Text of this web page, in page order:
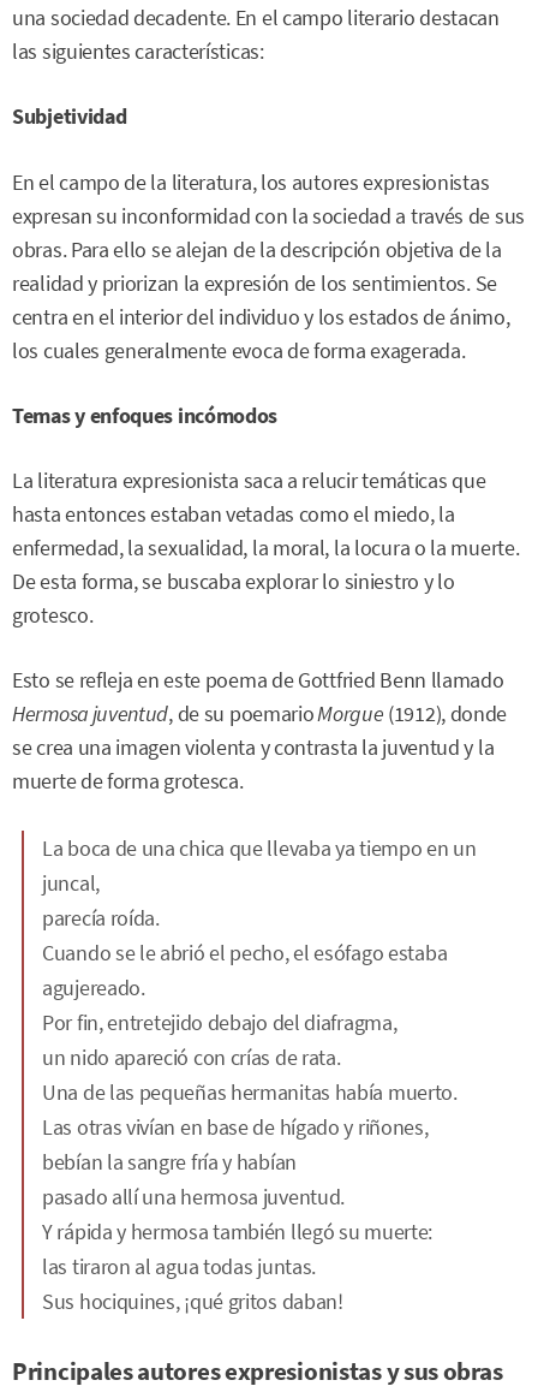
una sociedad decadente. En el campo literario destacan
las siguientes características:
Subjetividad
En el campo de la literatura, los autores expresionistas
expresan su inconformidad con la sociedad a través de sus
obras. Para ello se alejan de la descripción objetiva de la
realidad y priorizan la expresión de los sentimientos. Se
centra en el interior del individuo y los estados de ánimo,
los cuales generalmente evoca de forma exagerada.
Temas y enfoques incómodos
La literatura expresionista saca a relucir temáticas que
hasta entonces estaban vetadas como el miedo, la
enfermedad, la sexualidad, la moral, la locura o la muerte.
De esta forma, se buscaba explorar lo siniestro y lo
grotesco.
Esto se refleja en este poema de Gottfried Benn llamado
Hermosa juventud, de su poemarioMorgue (1912), donde
se crea una imagen violenta y contrasta la juventud y la
muerte de forma grotesca.
La boca de una chica que llevaba ya tiempo en un
juncal,
parecía roída.
Cuando se le abrió el pecho, el esófago estaba
agujereado.
Por fin, entretejido debajo del diafragma,
un nido apareció con crías de rata.
Una de las pequeñas hermanitas había muerto.
Las otras vivían en base de hígado y riñones,
bebían la sangre fría y habían
pasado allí una hermosa juventud.
Y rápida y hermosa también llegó su muerte:
las tiraron al agua todas juntas.
Sus hociquines, ¡qué gritos daban!
Principales autores expresionistas y sus obras